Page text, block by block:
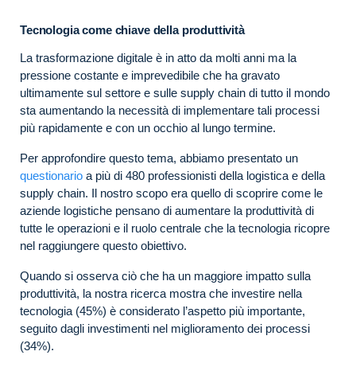
Tecnologia come chiave della produttività
La trasformazione digitale è in atto da molti anni ma la
pressione costante e imprevedibile che ha gravato
ultimamente sul settore e sulle supply chain di tutto il mondo
sta aumentando la necessità di implementare tali processi
più rapidamente e con un occhio al lungo termine.
Per approfondire questo tema, abbiamo presentato un
questionario a più di 480 professionisti della logistica e della
supply chain. Il nostro scopo era quello di scoprire come le
aziende logistiche pensano di aumentare la produttività di
tutte le operazioni e il ruolo centrale che la tecnologia ricopre
nel raggiungere questo obiettivo.
Quando si osserva ciò che ha un maggiore impatto sulla
produttività, la nostra ricerca mostra che investire nella
tecnologia (45%) è considerato l’aspetto più importante,
seguito dagli investimenti nel miglioramento dei processi
(34%).